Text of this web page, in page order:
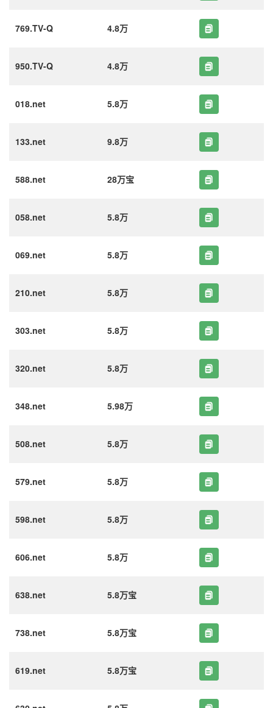
769.TV-Q 4.8万
950.TV-Q 4.8万
018.net 5.8万
133.net 9.8万
588.net 28万宝
058.net 5.8万
069.net 5.8万
210.net 5.8万
303.net 5.8万
320.net 5.8万
348.net 5.98万
508.net 5.8万
579.net 5.8万
598.net 5.8万
606.net 5.8万
638.net 5.8万宝
738.net 5.8万宝
619.net 5.8万宝